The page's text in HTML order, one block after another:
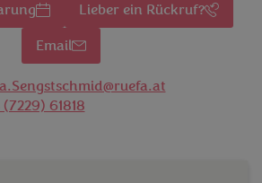
(7229) 61818
Lieber ein Rückruf?
Email